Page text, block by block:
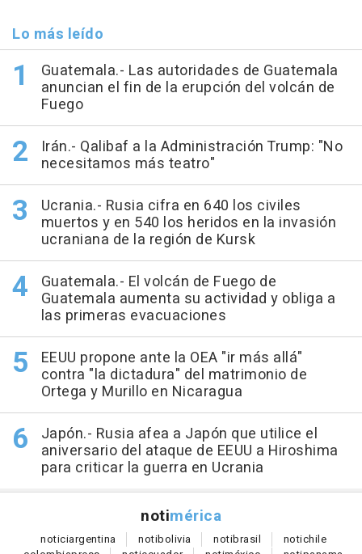
Lo más leído
Guatemala.- Las autoridades de Guatemala
anuncian el fin de la erupción del volcán de
Fuego
Irán.- Qalibaf a la Administración Trump: "No
necesitamos más teatro"
Ucrania.- Rusia cifra en 640 los civiles
muertos y en 540 los heridos en la invasión
ucraniana de la región de Kursk
Guatemala.- El volcán de Fuego de
Guatemala aumenta su actividad y obliga a
las primeras evacuaciones
EEUU propone ante la OEA "ir más allá"
contra "la dictadura" del matrimonio de
Ortega y Murillo en Nicaragua
Japón.- Rusia afea a Japón que utilice el
aniversario del ataque de EEUU a Hiroshima
para criticar la guerra en Ucrania
notimérica
noticiargentina notibolivia notibrasil notichile